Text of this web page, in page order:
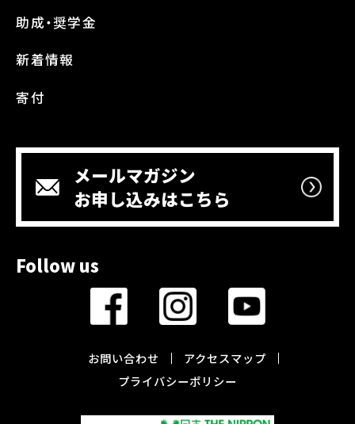
助成・奨学金
新着情報
寄付
メールマガジン
お申し込みはこちら
Follow us
お問い合わせ
アクセスマップ
プライバシーポリシー